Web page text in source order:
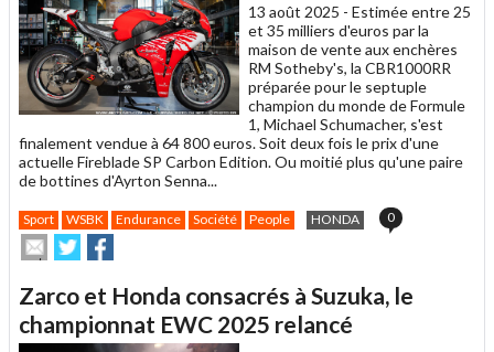
13 août 2025 - Estimée entre 25
et 35 milliers d'euros par la
maison de vente aux enchères
RM Sotheby's, la CBR1000RR
préparée pour le septuple
champion du monde de Formule
1, Michael Schumacher, s'est
finalement vendue à 64 800 euros. Soit deux fois le prix d'une
actuelle Fireblade SP Carbon Edition. Ou moitié plus qu'une paire
de bottines d'Ayrton Senna...
Sport WSBK Endurance Société People HONDA 0
Envoyer
cet
à
un
ami
Partager
sur
sur
Zarco et Honda consacrés à Suzuka, le
championnat EWC 2025 relancé